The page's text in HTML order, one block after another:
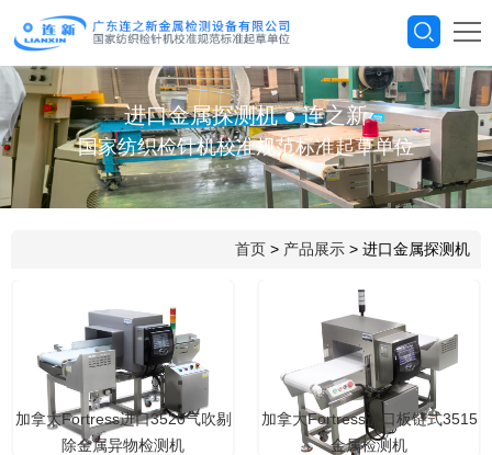
进口金属探测机●连之新
国家纺织检针机校准规范标准起草单位
首页 > 产品展示 > 进口金属探测机
加拿大Fortress进口3520气吹剔
除金属异物检测机
加拿大Fortress进口板链式3515
金属检测机